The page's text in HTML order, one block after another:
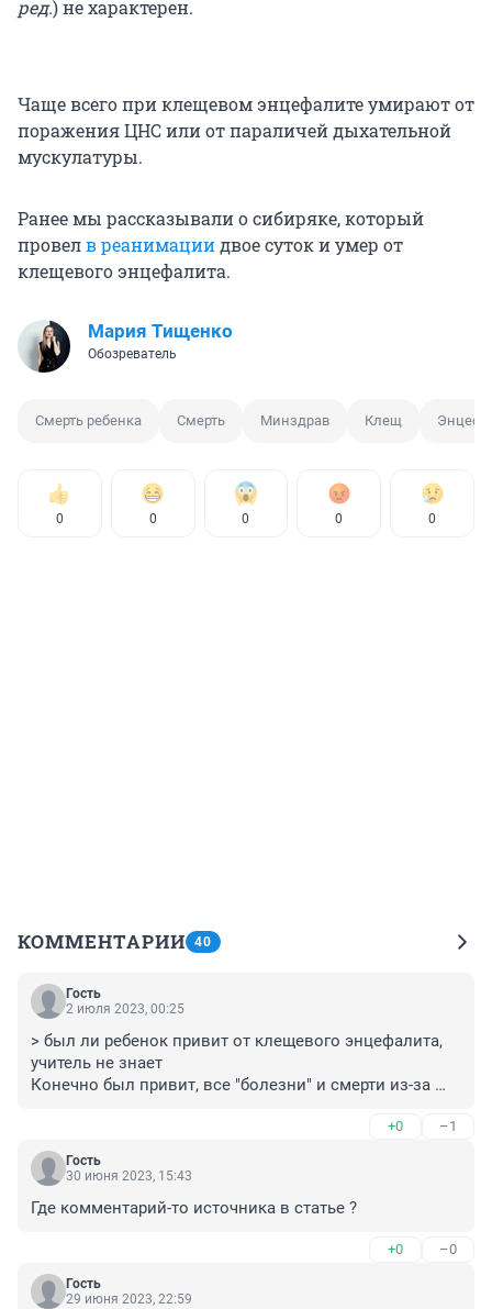
ред.) не характерен.
Чаще всего при клещевом энцефалите умирают от
поражения ЦНС или от параличей дыхательной
мускулатуры.
Ранее мы рассказывали о сибиряке, который
провелв реанимациидвое суток и умер от
клещевого энцефалита.
Мария Тищенко
Обозреватель
Смерть ребенка Смерть Минздрав Клещ
0 0 0 0 0
КОММЕНТАРИИ 40
Гость
2 июля 2023, 00:25
> был ли ребенок привит от клещевого энцефалита,
учитель не знает
Конечно был привит, все "болезни" и смерти из-за
+0 –1
Гость
30 июня 2023, 15:43
Где комментарий-то источника в статье ?
+0 –0
Гость
29 июня 2023, 22:59